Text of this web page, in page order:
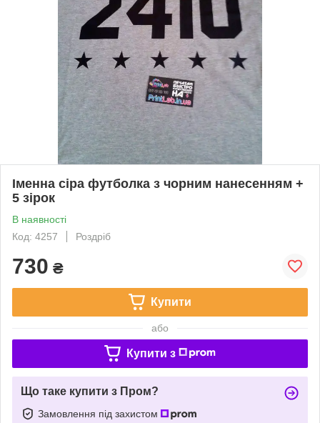
Іменна сіра футболка з чорним нанесенням +
5 зірок
В наявності
Код: 4257
Роздріб
730 ₴
Купити
або
Купити з
Що таке купити з Пром?
Замовлення під захистом